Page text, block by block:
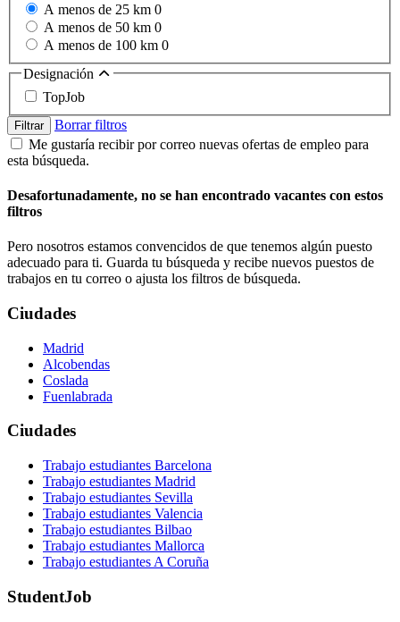
A menos de 25 km 0
A menos de 50 km 0
A menos de 100 km 0
Designación
TopJob
Filtrar
Borrar filtros
Me gustaría recibir por correo nuevas ofertas de empleo para
esta búsqueda.
Desafortunadamente, no se han encontrado vacantes con estos
filtros
Pero nosotros estamos convencidos de que tenemos algún puesto
adecuado para ti. Guarda tu búsqueda y recibe nuevos puestos de
trabajos en tu correo o ajusta los filtros de búsqueda.
Ciudades
Madrid
Alcobendas
Coslada
Fuenlabrada
Ciudades
Trabajo estudiantes Barcelona
Trabajo estudiantes Madrid
Trabajo estudiantes Sevilla
Trabajo estudiantes Valencia
Trabajo estudiantes Bilbao
Trabajo estudiantes Mallorca
Trabajo estudiantes A Coruña
StudentJob